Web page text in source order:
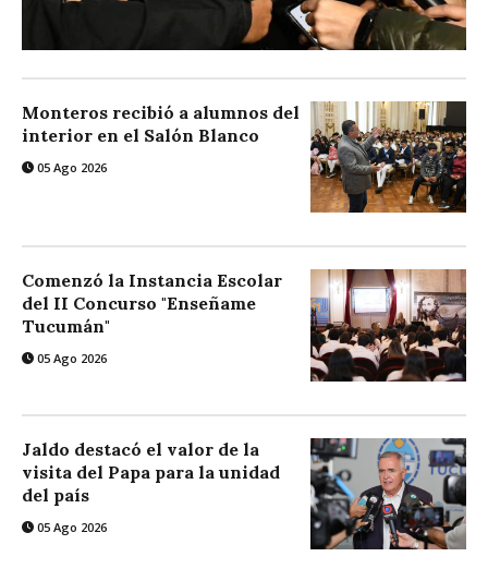
Monteros recibió a alumnos del
interior en el Salón Blanco
05 Ago 2026
Comenzó la Instancia Escolar
del II Concurso "Enseñame
Tucumán"
05 Ago 2026
Jaldo destacó el valor de la
visita del Papa para la unidad
del país
05 Ago 2026